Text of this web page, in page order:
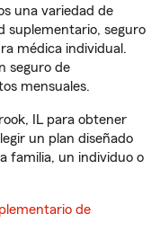
una variedad de
suplementario, seguro
médica individual.
seguro de
mensuales.
IL para obtener
un plan diseñado
familia, un individuo o
de